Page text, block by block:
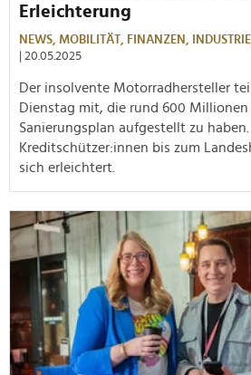
Erleichterung
NEWS, MOBILITÄT, FINANZEN, INDUSTRIE,
| 20.05.2025
Der insolvente Motorradhersteller
Dienstag mit, die rund 600 Millionen
Sanierungsplan aufgestellt zu haben.
Kreditschützer:innen bis zum
sich erleichtert.